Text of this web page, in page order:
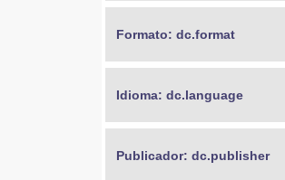
Formato: dc.format
Idioma: dc.language
Publicador: dc.publisher